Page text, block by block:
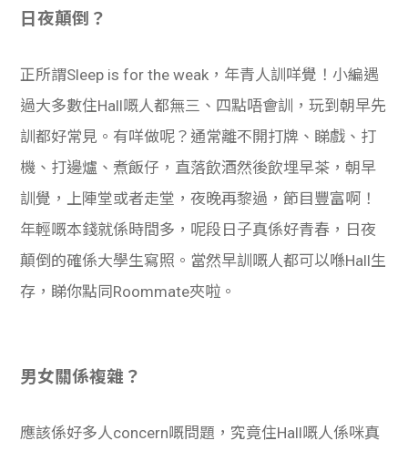
日夜顛倒？
正所謂Sleep is for the weak，年青人訓咩覺！小編遇
過大多數住Hall嘅人都無三、四點唔會訓，玩到朝早先
訓都好常見。有咩做呢？通常離不開打牌、睇戲、打
機、打邊爐、煮飯仔，直落飲酒然後飲埋早茶，朝早
訓覺，上陣堂或者走堂，夜晚再黎過，節目豐富啊！
年輕嘅本錢就係時間多，呢段日子真係好青春，日夜
顛倒的確係大學生寫照。當然早訓嘅人都可以喺Hall生
存，睇你點同Roommate夾啦。
男女關係複雜？
應該係好多人concern嘅問題，究竟住Hall嘅人係咪真